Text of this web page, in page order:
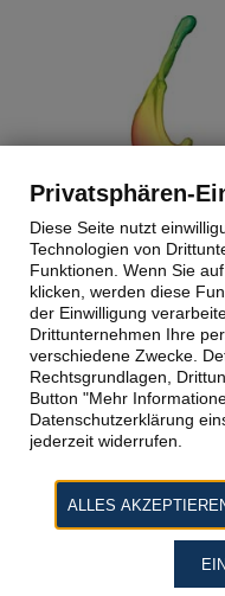
© Pfaff - Die
Privatsphären-
Diese Seite nutzt
Technologien von
Funktionen. Wenn Sie
klicken, werden diese
der Einwilligung
Drittunternehmen Ihre
verschiedene Zwecke.
Rechtsgrundlagen,
Button "Mehr
Datenschutzerklärung
jederzeit widerrufen.
ALLES